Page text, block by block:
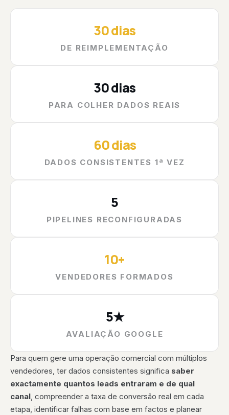
30 dias
DE REIMPLEMENTAÇÃO
30 dias
PARA COLHER DADOS REAIS
60 dias
DADOS CONSISTENTES 1ª VEZ
5
PIPELINES RECONFIGURADAS
10+
VENDEDORES FORMADOS
5★
AVALIAÇÃO GOOGLE
Para quem gere uma operação comercial com múltiplos
vendedores, ter dados consistentes significa saber
exactamente quantos leads entraram e de qual
canal, compreender a taxa de conversão real em cada
etapa, identificar falhas com base em factos e planear